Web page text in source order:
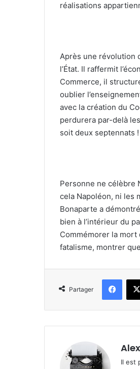
réalisations
Après une révolution
l’État. Il raffermit
Commerce, il
oublier
avec la création du
perdurera par-delà
soit deux septennats !
Personne ne célèbre
cela Napoléon, ni les
Bonaparte a
bien à l’intérieur du
Commémorer la mort
fatalisme, montrer
Partager
Il est